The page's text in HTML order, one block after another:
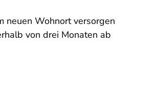
neuen Wohnort versorgen
von drei Monaten ab